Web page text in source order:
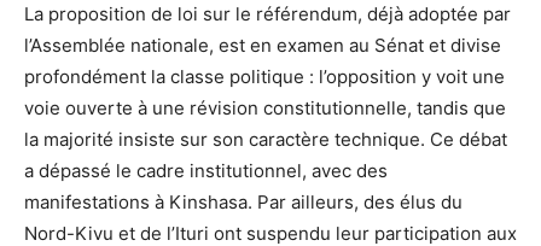
La proposition de loi sur le référendum, déjà adoptée par
l’Assemblée nationale, est en examen au Sénat et divise
profondément la classe politique : l’opposition y voit une
voie ouverte à une révision constitutionnelle, tandis que
la majorité insiste sur son caractère technique. Ce débat
a dépassé le cadre institutionnel, avec des
manifestations à Kinshasa. Par ailleurs, des élus du
Nord-Kivu et de l’Ituri ont suspendu leur participation aux